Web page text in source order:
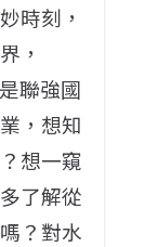
時刻，
，
聯強國
，想知
想一窺
了解從
？對水